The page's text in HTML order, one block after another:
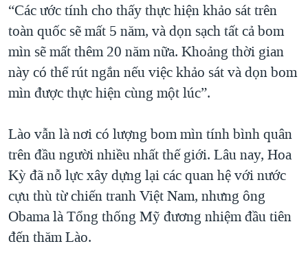
“Các ước tính cho thấy thực hiện khảo sát trên
toàn quốc sẽ mất 5 năm, và dọn sạch tất cả bom
mìn sẽ mất thêm 20 năm nữa. Khoảng thời gian
này có thể rút ngắn nếu việc khảo sát và dọn bom
mìn được thực hiện cùng một lúc”.
Lào vẫn là nơi có lượng bom mìn tính bình quân
trên đầu người nhiều nhất thế giới. Lâu nay, Hoa
Kỳ đã nỗ lực xây dựng lại các quan hệ với nước
cựu thù từ chiến tranh Việt Nam, nhưng ông
Obama là Tổng thống Mỹ đương nhiệm đầu tiên
đến thăm Lào.